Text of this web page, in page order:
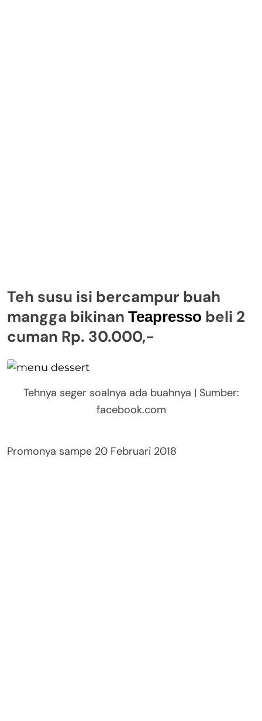
Teh susu isi bercampur buah
mangga bikinan Teapresso beli 2
cuman Rp. 30.000,-
Tehnya seger soalnya ada buahnya | Sumber:
facebook.com
Promonya sampe 20 Februari 2018